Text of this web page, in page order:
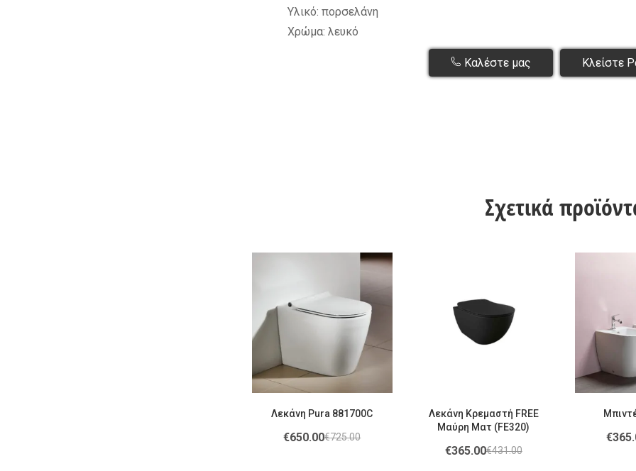
Υλικό: πορσελάνη
Χρώμα: λευκό
Καλέστε μας Κλείστε
Σχετικά
Λεκάνη Pura 881700C
€725.00
€650.00
Λεκάνη Κρεμαστή FREE
Μαύρη Ματ (FE320)
€431.00
€365.00
€